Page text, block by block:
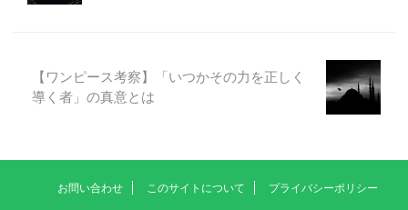
（サカズキ） マグマグの実 黄猿
緑牛 ？ 海軍本部大将の能力は、
通り名についている色から連想で
ルシア王国を消滅させた攻撃は、
一国を一瞬で消し去るものであり
「エネル」の攻撃とは比べ物にな
らない威力であるのがわかりま
【ワンピース考察】「いつかその力を正しく
導く者」の真意とは
お問い合わせ このサイトについて プライバシーポリシー